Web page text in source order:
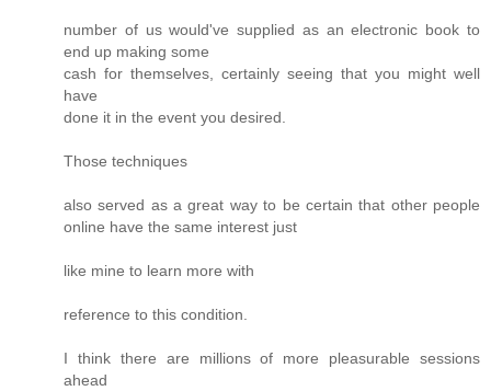
number of us would've supplied as an electronic book to
end up making some
cash for themselves, certainly seeing that you might well
have
done it in the event you desired.
Those techniques
also served as a great way to be certain that other people
online have the same interest just
like mine to learn more with
reference to this condition.
I think there are millions of more pleasurable sessions
ahead